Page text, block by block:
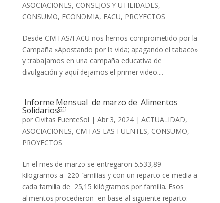
ASOCIACIONES, CONSEJOS Y UTILIDADES,
CONSUMO, ECONOMIA, FACU, PROYECTOS
Desde CIVITAS/FACU nos hemos comprometido por la
Campaña «Apostando por la vida; apagando el tabaco»
y trabajamos en una campaña educativa de
divulgación y aquí dejamos el primer video....
Informe Mensual de marzo de Alimentos
Solidarios￼
por Civitas FuenteSol | Abr 3, 2024| ACTUALIDAD,
ASOCIACIONES, CIVITAS LAS FUENTES, CONSUMO,
PROYECTOS
En el mes de marzo se entregaron 5.533,89
kilogramos a 220 familias y con un reparto de media a
cada familia de 25,15 kilógramos por familia. Esos
alimentos procedieron en base al siguiente reparto: